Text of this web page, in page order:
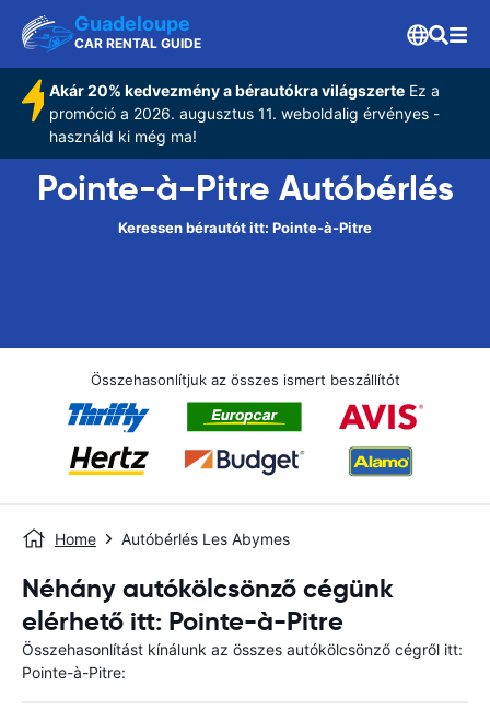
Guadeloupe
CAR RENTAL GUIDE
Akár 20% kedvezmény a bérautókra világszerteEz a
promóció a 2026. augusztus 11. weboldalig érvényes -
használd ki még ma!
Pointe-à-Pitre Autóbérlés
Keressen bérautót itt: Pointe-à-Pitre
Összehasonlítjuk az összes ismert beszállítót
Home Autóbérlés Les Abymes
Néhány autókölcsönző cégünk
elérhető itt: Pointe-à-Pitre
Összehasonlítást kínálunk az összes autókölcsönző cégről itt:
Pointe-à-Pitre: